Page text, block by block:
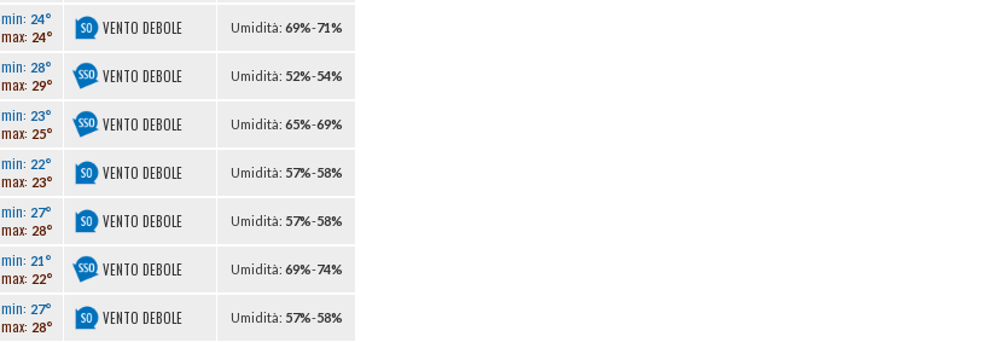
min: 24°
max: 24° VENTO DEBOLE Umidità: 69%-71%
min: 28°
max: 29° VENTO DEBOLE Umidità: 52%-54%
min: 23°
max: 25° VENTO DEBOLE Umidità: 65%-69%
min: 22°
max: 23° VENTO DEBOLE Umidità: 57%-58%
min: 27°
max: 28° VENTO DEBOLE Umidità: 57%-58%
min: 21°
max: 22° VENTO DEBOLE Umidità: 69%-74%
min: 27°
max: 28° VENTO DEBOLE Umidità: 57%-58%